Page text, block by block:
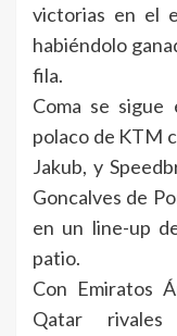
victorias en el
habiéndolo
fila.
Coma se
polaco de KTM
Jakub, y
Goncalves de
en un line-up
patio.
Con Emiratos
Qatar rivales